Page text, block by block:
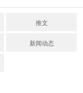
推文
新闻动态